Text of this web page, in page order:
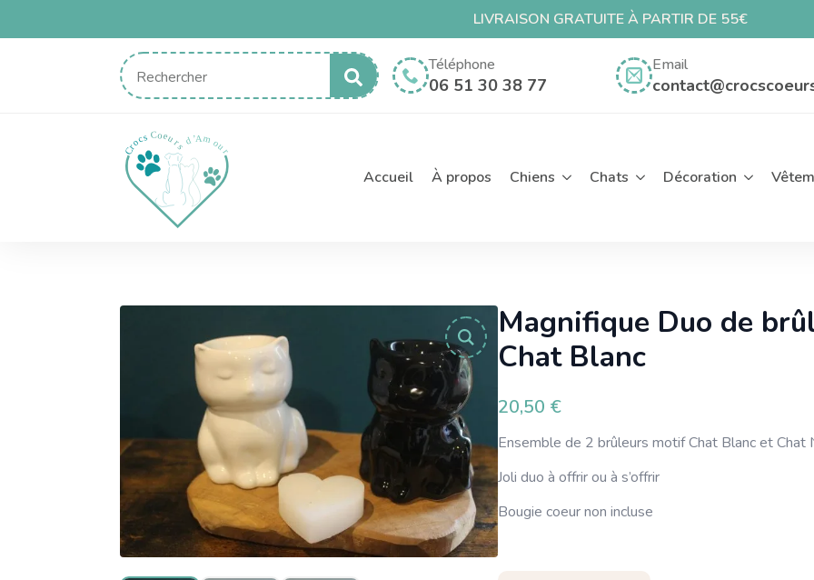
LIVRAISON GRATUITE À PARTIR DE 55€
Search
for:
Téléphone
06 51 30 38 77
Email
Accueil À propos Chiens Chats Décoration
Magnifique Duo de
Chat Blanc
20,50 €
Ensemble de 2 brûleurs motif Chat Blanc et Chat
Joli duo à offrir ou à s’offrir
Bougie coeur non incluse